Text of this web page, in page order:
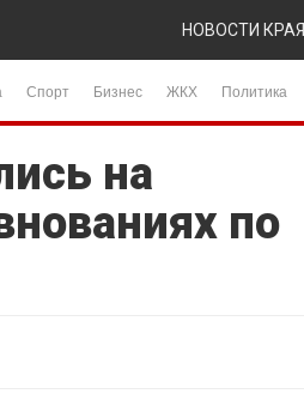
НОВОСТИ КРАЯ
Спорт Бизнес ЖКХ Политика
на
по